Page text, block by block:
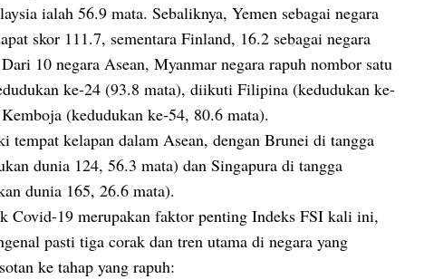
ialah 56.9 mata. Sebaliknya, Yemen sebagai negara
skor 111.7, sementara Finland, 16.2 sebagai negara
10 negara Asean, Myanmar negara rapuh nombor satu
ke-24 (93.8 mata), diikuti Filipina (kedudukan ke-
(kedudukan ke-54, 80.6 mata).
tempat kelapan dalam Asean, dengan Brunei di tangga
dunia 124, 56.3 mata) dan Singapura di tangga
dunia 165, 26.6 mata).
Covid-19 merupakan faktor penting Indeks FSI kali ini,
pasti tiga corak dan tren utama di negara yang
ke tahap yang rapuh: